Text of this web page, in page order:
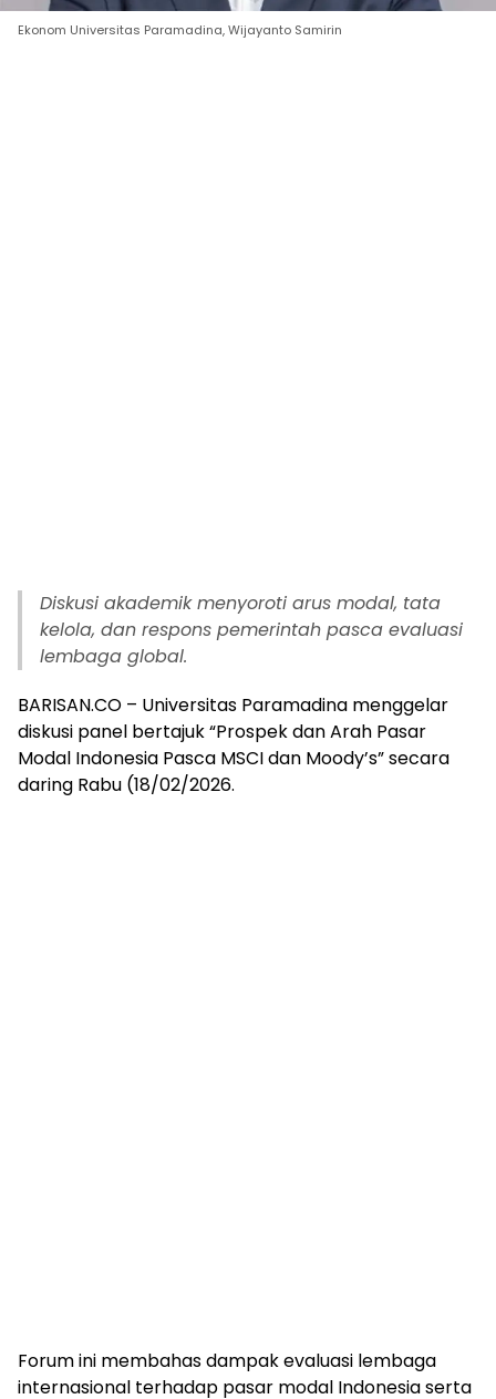
Ekonom Universitas Paramadina, Wijayanto Samirin
Diskusi akademik menyoroti arus modal, tata
kelola, dan respons pemerintah pasca evaluasi
lembaga global.
BARISAN.CO – Universitas Paramadina menggelar
diskusi panel bertajuk “Prospek dan Arah Pasar
Modal Indonesia Pasca MSCI dan Moody’s” secara
daring Rabu (18/02/2026.
Forum ini membahas dampak evaluasi lembaga
internasional terhadap pasar modal Indonesia serta